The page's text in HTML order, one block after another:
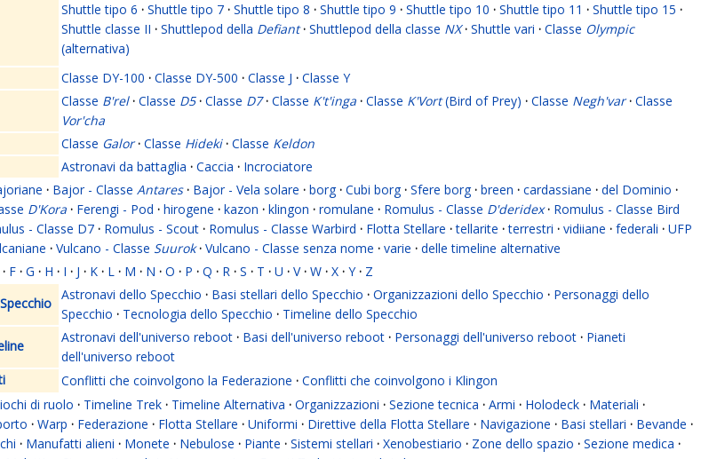
Shuttle tipo 6 · Shuttle tipo 7 · Shuttle tipo 8 · Shuttle tipo 9 · Shuttle tipo 10 · Shuttle tipo 11 · Shuttle tipo 15 ·
Shuttle classe II · Shuttlepod della Defiant · Shuttlepod della classe NX · Shuttle vari · Classe Olympic
(alternativa)
Classe DY-100 · Classe DY-500 · Classe J · Classe Y
Classe B'rel · Classe D5 · Classe D7 · Classe K't'inga · Classe K'Vort(Bird of Prey) · Classe Negh'var · Classe
Vor'cha
Classe Galor · Classe Hideki · Classe Keldon
Astronavi da battaglia · Caccia · Incrociatore
· Bajor - Classe Antares · Bajor - Vela solare · borg · Cubi borg · Sfere borg · breen · cardassiane · del Dominio ·
D'Kora · Ferengi - Pod · hirogene · kazon · klingon · romulane · Romulus - Classe D'deridex · Romulus - Classe Bird
- Classe D7 · Romulus - Scout · Romulus - Classe Warbird · Flotta Stellare · tellarite · terrestri · vidiiane · federali · UFP
· Vulcano - Classe Suurok · Vulcano - Classe senza nome · varie · delle timeline alternative
· F · G · H · I · J · K · L · M · N · O · P · Q · R · S · T · U · V · W · X · Y · Z
Astronavi dello Specchio · Basi stellari dello Specchio · Organizzazioni dello Specchio · Personaggi dello
Specchio · Tecnologia dello Specchio · Timeline dello Specchio
Astronavi dell'universo reboot · Basi dell'universo reboot · Personaggi dell'universo reboot · Pianeti
dell'universo reboot
Conflitti che coinvolgono la Federazione · Conflitti che coinvolgono i Klingon
di ruolo · Timeline Trek · Timeline Alternativa · Organizzazioni · Sezione tecnica · Armi · Holodeck · Materiali ·
· Warp · Federazione · Flotta Stellare · Uniformi · Direttive della Flotta Stellare · Navigazione · Basi stellari · Bevande ·
· Manufatti alieni · Monete · Nebulose · Piante · Sistemi stellari · Xenobestiario · Zone dello spazio · Sezione medica ·